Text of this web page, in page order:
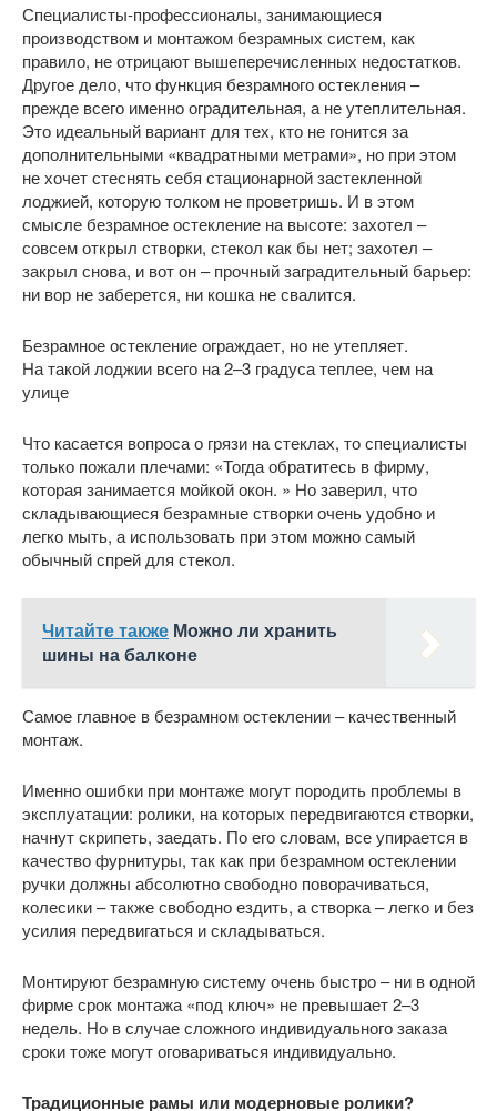
Специалисты-профессионалы, занимающиеся
производством и монтажом безрамных систем, как
правило, не отрицают вышеперечисленных недостатков.
Другое дело, что функция безрамного остекления –
прежде всего именно оградительная, а не утеплительная.
Это идеальный вариант для тех, кто не гонится за
дополнительными «квадратными метрами», но при этом
не хочет стеснять себя стационарной застекленной
лоджией, которую толком не проветришь. И в этом
смысле безрамное остекление на высоте: захотел –
совсем открыл створки, стекол как бы нет; захотел –
закрыл снова, и вот он – прочный заградительный барьер:
ни вор не заберется, ни кошка не свалится.
Безрамное остекление ограждает, но не утепляет.
На такой лоджии всего на 2–3 градуса теплее, чем на
улице
Что касается вопроса о грязи на стеклах, то специалисты
только пожали плечами: «Тогда обратитесь в фирму,
которая занимается мойкой окон. » Но заверил, что
складывающиеся безрамные створки очень удобно и
легко мыть, а использовать при этом можно самый
обычный спрей для стекол.
Читайте также Можно ли хранить
шины на балконе
Самое главное в безрамном остеклении – качественный
монтаж.
Именно ошибки при монтаже могут породить проблемы в
эксплуатации: ролики, на которых передвигаются створки,
начнут скрипеть, заедать. По его словам, все упирается в
качество фурнитуры, так как при безрамном остеклении
ручки должны абсолютно свободно поворачиваться,
колесики – также свободно ездить, а створка – легко и без
усилия передвигаться и складываться.
Монтируют безрамную систему очень быстро – ни в одной
фирме срок монтажа «под ключ» не превышает 2–3
недель. Но в случае сложного индивидуального заказа
сроки тоже могут оговариваться индивидуально.
Традиционные рамы или модерновые ролики?